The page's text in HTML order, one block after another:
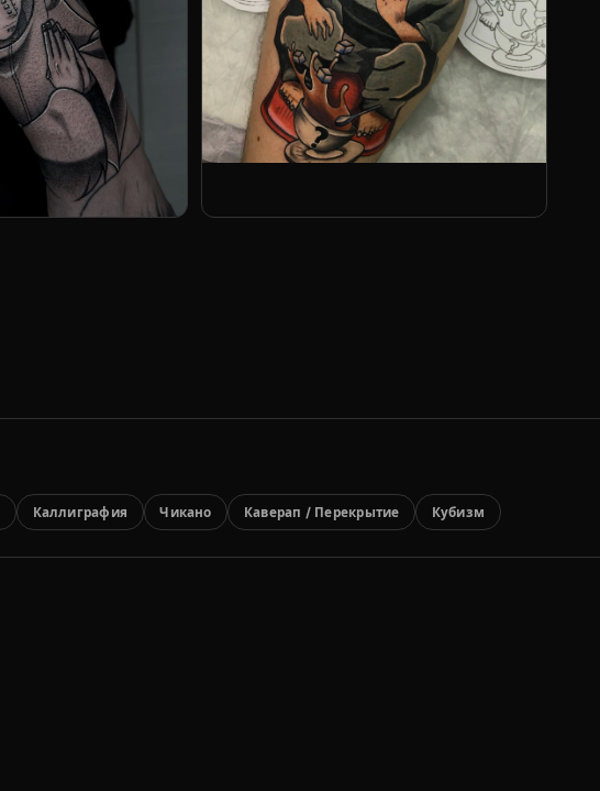
Каллиграфия Чикано Каверап / Перекрытие Кубизм